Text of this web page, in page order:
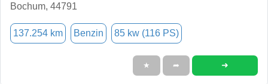
Bochum, 44791
137.254 km Benzin 85 kw (116 PS)
★ ➦ ➜